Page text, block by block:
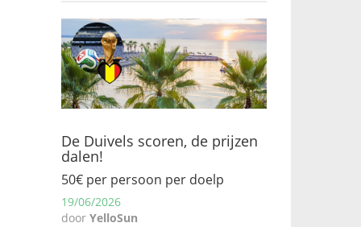
De Duivels scoren, de prijzen
dalen!
50€ per persoon per doelp
19/06/2026
door YelloSun